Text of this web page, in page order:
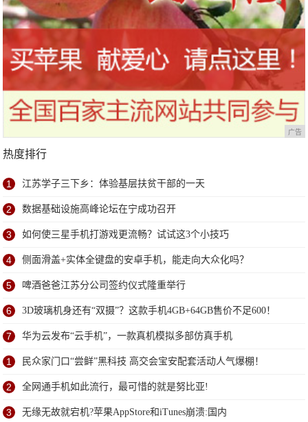
广告
热度排行
1 江苏学子三下乡：体验基层扶贫干部的一天
2 数据基础设施高峰论坛在宁成功召开
3 如何使三星手机打游戏更流畅？试试这3个小技巧
4 侧面滑盖+实体全键盘的安卓手机，能走向大众化吗？
5 啤酒爸爸江苏分公司签约仪式隆重举行
6 3D玻璃机身还有“双摄”？这款手机4GB+64GB售价不足600！
7 华为云发布“云手机”，一款真机模拟多部仿真手机
1 民众家门口“尝鲜”黑科技 高交会宝安配套活动人气爆棚！
2 全网通手机如此流行，最可惜的就是努比亚!
3 无缘无故就宕机?苹果AppStore和iTunes崩溃:国内